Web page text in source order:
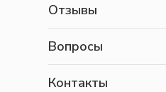
Отзывы
Вопросы
Контакты